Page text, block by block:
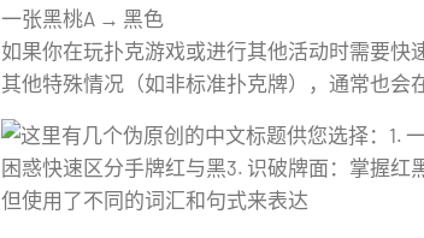
一张黑桃A → 黑色
如果你在玩扑克游戏或进行其他活动时需要快
其他特殊情况（如非标准扑克牌），通常也会